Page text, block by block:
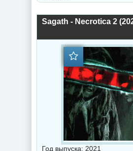
Sagath - Necrotica 2
Год выпуска: 2021